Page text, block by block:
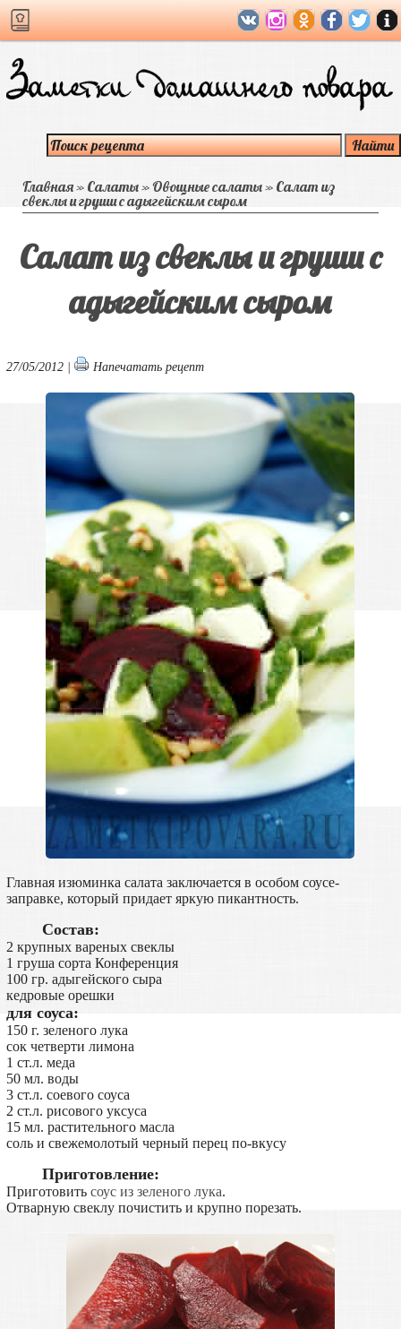
Главная» Салаты»Овощные салаты» Салат из
свеклы и груши с адыгейским сыром
Салат из свеклы и груши с
адыгейским сыром
27/05/2012 | Напечатать рецепт
Главная изюминка салата заключается в особом соусе-
заправке, который придает яркую пикантность.
Состав:
2 крупных вареных свеклы
1 груша сорта Конференция
100 гр. адыгейского сыра
кедровые орешки
для соуса:
150 г. зеленого лука
сок четверти лимона
1 ст.л. меда
50 мл. воды
3 ст.л. соевого соуса
2 ст.л. рисового уксуса
15 мл. растительного масла
соль и свежемолотый черный перец по-вкусу
Приготовление:
Приготовить соус из зеленого лука.
Отварную свеклу почистить и крупно порезать.